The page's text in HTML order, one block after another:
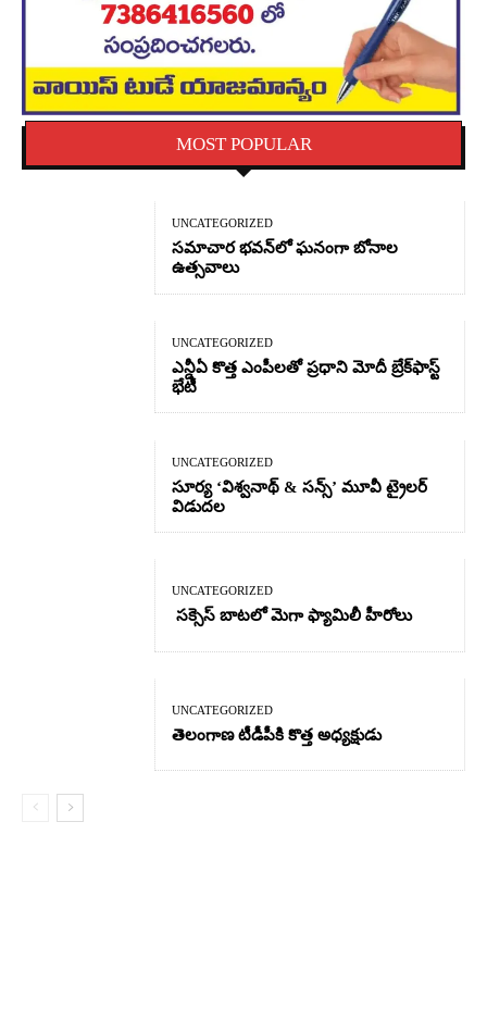
MOST POPULAR
UNCATEGORIZED
సమాచార భవన్‌లో ఘనంగా బోనాల
ఉత్సవాలు
UNCATEGORIZED
ఎన్డీఏ కొత్త ఎంపీలతో ప్రధాని మోదీ బ్రేక్‌ఫాస్ట్
భేటీ
UNCATEGORIZED
సూర్య ‘విశ్వనాథ్ & సన్స్’ మూవీ ట్రైలర్
విడుదల
UNCATEGORIZED
సక్సెస్ బాటలో మెగా ఫ్యామిలీ హీరోలు
UNCATEGORIZED
తెలంగాణ టీడీపీకి కొత్త అధ్యక్షుడు